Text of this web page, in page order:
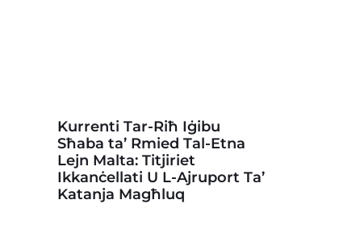
Kurrenti Tar-Riħ Iġibu
Sħaba ta’ Rmied Tal-Etna
Lejn Malta: Titjiriet
Ikkanċellati U L-Ajruport Ta’
Katanja Magħluq